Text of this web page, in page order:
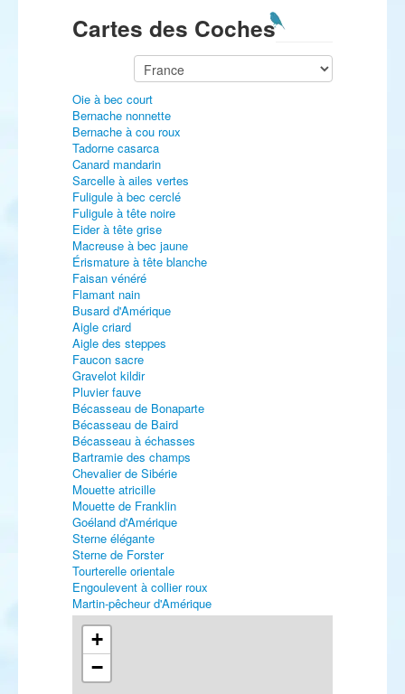
Cartes des Coches
Oie à bec court
Bernache nonnette
Bernache à cou roux
Tadorne casarca
Canard mandarin
Sarcelle à ailes vertes
Fuligule à bec cerclé
Fuligule à tête noire
Eider à tête grise
Macreuse à bec jaune
Érismature à tête blanche
Faisan vénéré
Flamant nain
Busard d'Amérique
Aigle criard
Aigle des steppes
Faucon sacre
Gravelot kildir
Pluvier fauve
Bécasseau de Bonaparte
Bécasseau de Baird
Bécasseau à échasses
Bartramie des champs
Chevalier de Sibérie
Mouette atricille
Mouette de Franklin
Goéland d'Amérique
Sterne élégante
Sterne de Forster
Tourterelle orientale
Engoulevent à collier roux
Martin-pêcheur d'Amérique
Guêpier de Perse
Pipit de Godlewski
Pipit à dos olive
Pipit farlousane
Bergeronnette orientale
+
−